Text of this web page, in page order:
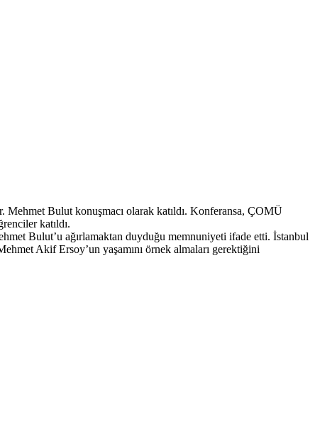
Bulut konuşmacı olarak katıldı. Konferansa, ÇOMÜ
katıldı.
Bulut’u ağırlamaktan duyduğu memnuniyeti ifade etti. İstanbul
Akif Ersoy’un yaşamını örnek almaları gerektiğini